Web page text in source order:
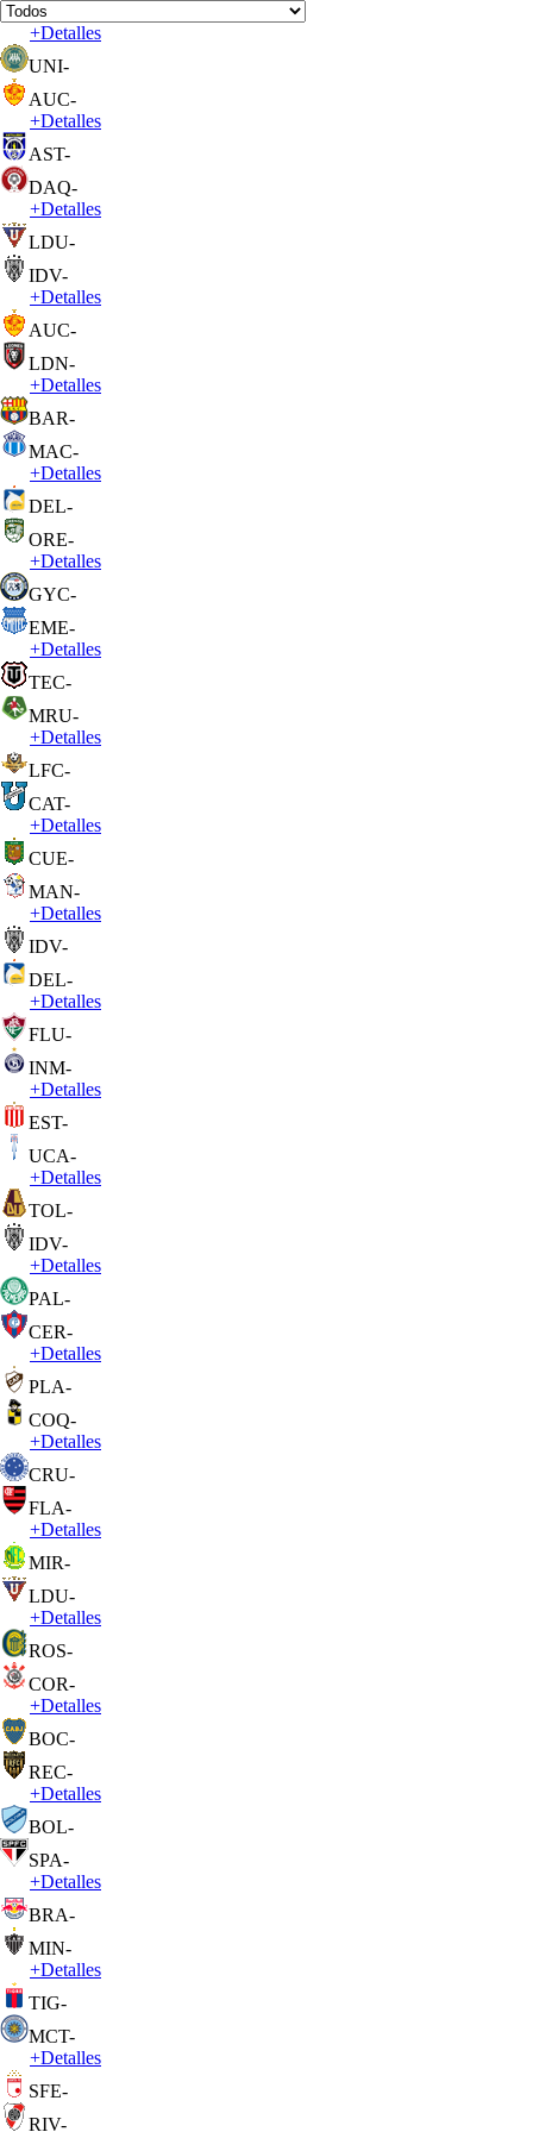
+Detalles
UNI-
AUC-
+Detalles
AST-
DAQ-
+Detalles
LDU-
IDV-
+Detalles
AUC-
LDN-
+Detalles
BAR-
MAC-
+Detalles
DEL-
ORE-
+Detalles
GYC-
EME-
+Detalles
TEC-
MRU-
+Detalles
LFC-
CAT-
+Detalles
CUE-
MAN-
+Detalles
IDV-
DEL-
+Detalles
FLU-
INM-
+Detalles
EST-
UCA-
+Detalles
TOL-
IDV-
+Detalles
PAL-
CER-
+Detalles
PLA-
COQ-
+Detalles
CRU-
FLA-
+Detalles
MIR-
LDU-
+Detalles
ROS-
COR-
+Detalles
BOC-
REC-
+Detalles
BOL-
SPA-
+Detalles
BRA-
MIN-
+Detalles
TIG-
MCT-
+Detalles
SFE-
RIV-